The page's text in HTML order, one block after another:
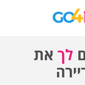
לך את